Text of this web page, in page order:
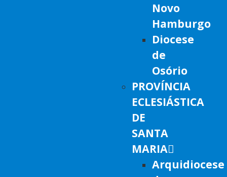
Novo
Hamburgo
Diocese
de
Osório
PROVÍNCIA
ECLESIÁSTICA
DE
SANTA
MARIA
Arquidiocese